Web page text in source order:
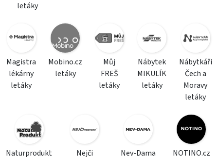
letáky
Magistra
lékárny
letáky
Mobino.cz
letáky
Můj
FREŠ
letáky
Nábytek
MIKULÍK
letáky
Nábytkáři
Čech a
Moravy
letáky
Naturprodukt
Nejči
Nev-Dama
NOTINO.cz